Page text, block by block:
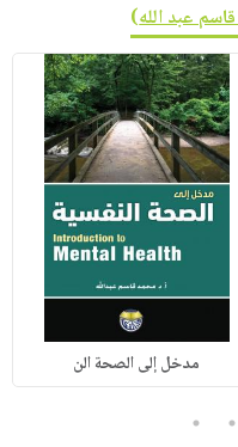
عبد الله)
مدخل إلى الصحة الن
4
5